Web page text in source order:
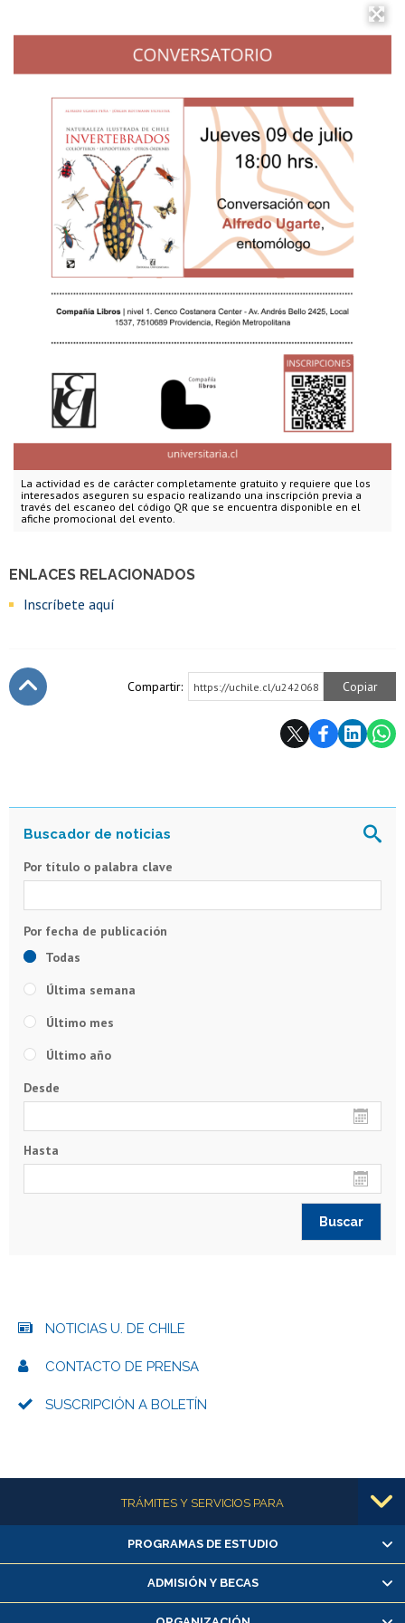
La actividad es de carácter completamente gratuito y requiere que los
interesados aseguren su espacio realizando una inscripción previa a
través del escaneo del código QR que se encuentra disponible en el
afiche promocional del evento.
ENLACES RELACIONADOS
Inscríbete aquí
Compartir: https://uchile.cl/u242068 Copiar
Por título o palabra clave
Todas
Última semana
Último mes
Último año
Desde
Hasta
NOTICIAS U. DE CHILE
CONTACTO DE PRENSA
SUSCRIPCIÓN A BOLETÍN
Más informaciónTRÁMITES Y SERVICIOS PARA
Alumnas/os y exalumnas/os
Matrícula en línea
Inscripción y cambio de asignaturas
PROGRAMAS DE ESTUDIO
ADMISIÓN Y BECAS